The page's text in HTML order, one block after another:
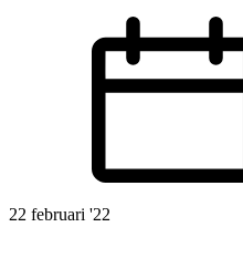
22 februari '22